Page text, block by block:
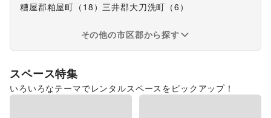
糟屋郡粕屋町 （ 18 ）三井郡大刀洗町 （6 ）
その他の市区郡から探す
スペース特集
いろいろなテーマでレンタルスペースをピックアップ！